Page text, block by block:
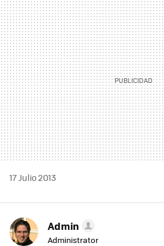
17 Julio 2013
Admin
Administrator